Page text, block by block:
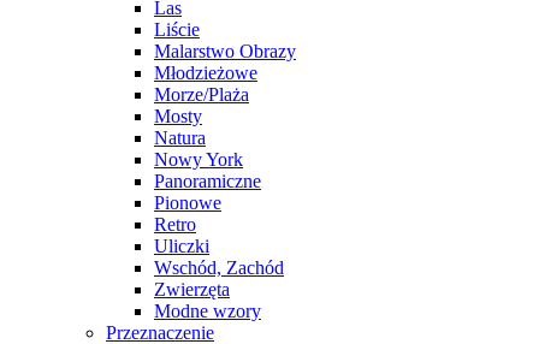
Las
Liście
Malarstwo Obrazy
Młodzieżowe
Morze/Plaża
Mosty
Natura
Nowy York
Panoramiczne
Pionowe
Retro
Uliczki
Wschód, Zachód
Zwierzęta
Modne wzory
Przeznaczenie